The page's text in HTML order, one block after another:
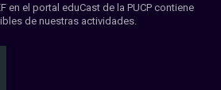
en el portal eduCast de la PUCP contiene
de nuestras actividades.